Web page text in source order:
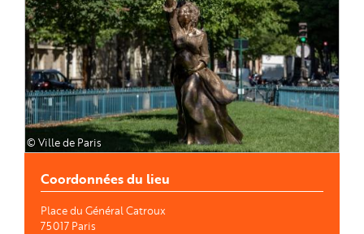
© Ville de Paris
Coordonnées du lieu
Place du Général Catroux
75017 Paris